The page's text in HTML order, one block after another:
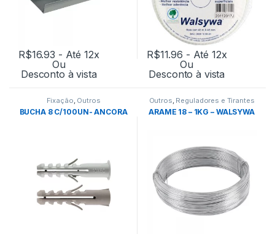
R$16.93 - Até 12x
Ou
Desconto à vista
R$11.96 - Até 12x
Ou
Desconto à vista
Fixação, Outros
BUCHA 8 C/100UN- ANCORA
Outros, Reguladores e Tirantes
ARAME 18 – 1KG – WALSYWA